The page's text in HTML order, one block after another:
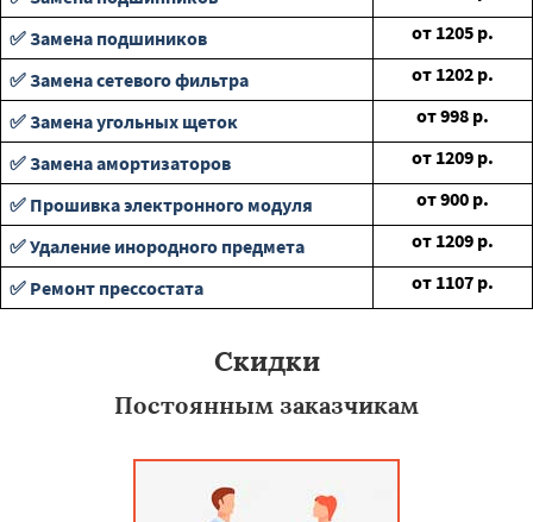
✅ Замена подшиников
от 1205 р.
✅ Замена сетевого фильтра
от 1202 р.
✅ Замена угольных щеток
от998 р.
✅ Замена амортизаторов
от 1209 р.
✅ Прошивка электронного модуля
от900 р.
✅ Удаление инородного предмета
от 1209 р.
✅ Ремонт прессостата
от 1107 р.
Скидки
Постоянным заказчикам